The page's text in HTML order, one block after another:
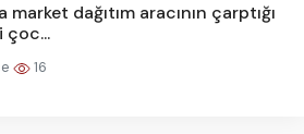
market dağıtım aracının çarptığı
çoc...
16